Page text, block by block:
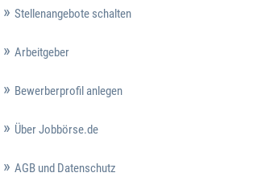
Stellenangebote schalten
Arbeitgeber
Bewerberprofil anlegen
Über Jobbörse.de
AGB und Datenschutz